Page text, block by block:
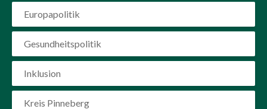
Europapolitik
Gesundheitspolitik
Inklusion
Kreis Pinneberg